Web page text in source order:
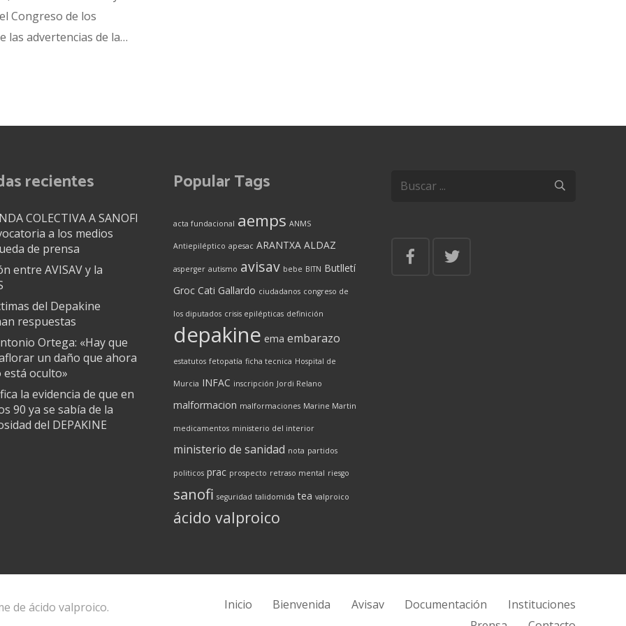
Congreso de los
las advertencias de la…
recientes
COLECTIVA A SANOFI
a los medios
de prensa
entre AVISAV y la
del Depakine
respuestas
Ortega: «Hay que
un daño que ahora
está oculto»
la evidencia de que en
90 ya se sabía de la
del DEPAKINE
Popular Tags
acta fundacional aemps ANMS
Antiepiléptico apesac ARANTXA ALDAZ
asperger autismo avisav bebe BITN Butlletí
Groc Cati Gallardo ciudadanos congreso de
los diputados crisis epilépticas definición
depakine ema embarazo
estatutos fetopatía ficha tecnica Hospital de
Murcia INFAC inscripción Jordi Relano
malformacion malformaciones Marine Martin
medicamentos ministerio del interior
ministerio de sanidad nota partidos
politicos prac prospecto retraso mental riesgo
sanofi seguridad talidomida tea valproico
ácido valproico
de ácido valproico. Inicio Bienvenida Avisav Documentación
Instituciones